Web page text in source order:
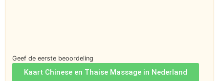
Geef de eerste beoordeling
Kaart Chinese en Thaise Massage in Nederland